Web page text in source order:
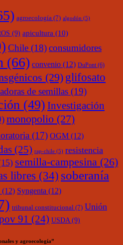
agroecología (7) algodón (5)
(9) apicultura (10)
Chile (18)consumidores
(66) convenio (12) DuPont (6)
(29) glifosato
de semillas (19)
(49) Investigación
monopolio (27)
(17) OGM (12)
(25) rap-chile (5) resistencia
semilla-campesina (26)
libres (34) soberanía
(12) Syngenta (12)
tribunal constitucional (7) Unión
91 (24) USDA (9)
y agroecología”